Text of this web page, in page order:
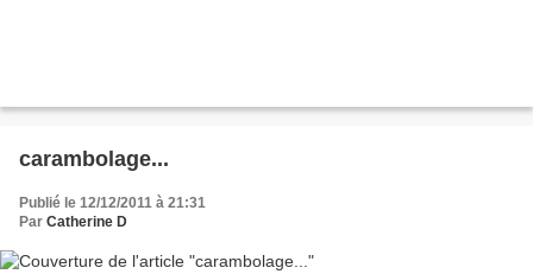
carambolage...
Publié le 12/12/2011 à 21:31
Par Catherine D